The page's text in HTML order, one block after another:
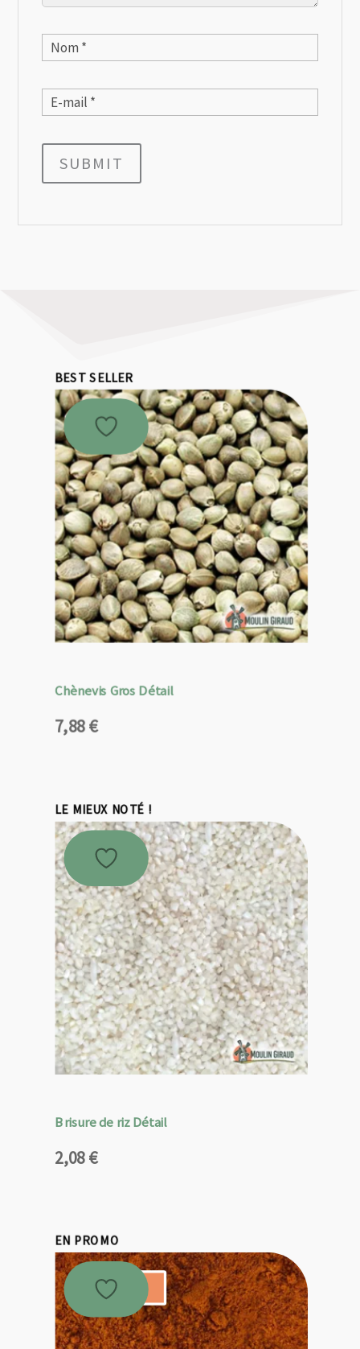
SUBMIT
BEST SELLER
Chènevis Gros Détail
7,88€
LE MIEUX NOTÉ !
Brisure de riz Détail
2,08€
EN PROMO
Promo !